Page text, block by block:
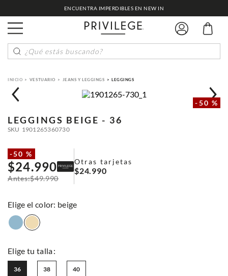
ENCUENTRA IMPERDIBLES EN NEW IN
¿Qué estás buscando?
VESTUARIO JEANS Y LEGGINGS LEGGINGS
-50 %
LEGGINGS BEIGE - 36
SKU 1901265360730
-50 %
$24.990
$49.990
Otras tarjetas
$24.990
: beige
36 38 40